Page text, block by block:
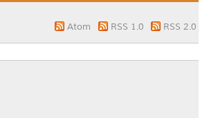
Atom RSS 1.0 RSS 2.0